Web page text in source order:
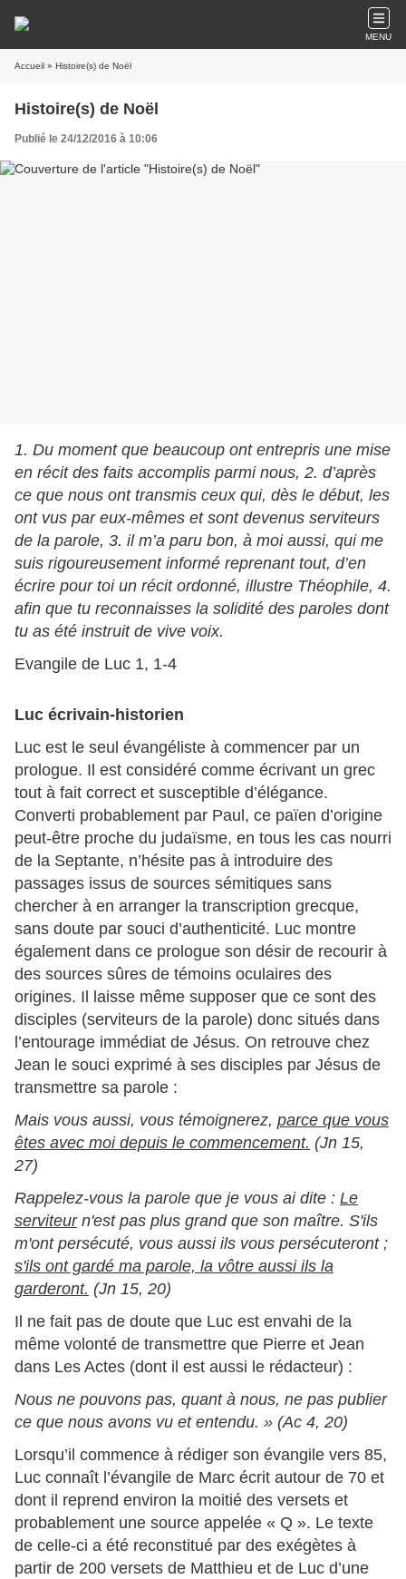
MENU
Accueil » Histoire(s) de Noël
Histoire(s) de Noël
Publié le 24/12/2016 à 10:06
1. Du moment que beaucoup ont entrepris une mise
en récit des faits accomplis parmi nous, 2. d’après
ce que nous ont transmis ceux qui, dès le début, les
ont vus par eux-mêmes et sont devenus serviteurs
de la parole, 3. il m’a paru bon, à moi aussi, qui me
suis rigoureusement informé reprenant tout, d’en
écrire pour toi un récit ordonné, illustre Théophile, 4.
afin que tu reconnaisses la solidité des paroles dont
tu as été instruit de vive voix.
Evangile de Luc 1, 1-4
Luc écrivain-historien
Luc est le seul évangéliste à commencer par un
prologue. Il est considéré comme écrivant un grec
tout à fait correct et susceptible d’élégance.
Converti probablement par Paul, ce païen d’origine
peut-être proche du judaïsme, en tous les cas nourri
de la Septante, n’hésite pas à introduire des
passages issus de sources sémitiques sans
chercher à en arranger la transcription grecque,
sans doute par souci d’authenticité. Luc montre
également dans ce prologue son désir de recourir à
des sources sûres de témoins oculaires des
origines. Il laisse même supposer que ce sont des
disciples (serviteurs de la parole) donc situés dans
l’entourage immédiat de Jésus. On retrouve chez
Jean le souci exprimé à ses disciples par Jésus de
transmettre sa parole :
Mais vous aussi, vous témoignerez, parce que vous
êtes avec moi depuis le commencement. (Jn 15,
27)
Rappelez-vous la parole que je vous ai dite : Le
serviteurn'est pas plus grand que son maître. S'ils
m'ont persécuté, vous aussi ils vous persécuteront ;
s'ils ont gardé ma parole, la vôtre aussi ils la
garderont. (Jn 15, 20)
Il ne fait pas de doute que Luc est envahi de la
même volonté de transmettre que Pierre et Jean
dans Les Actes (dont il est aussi le rédacteur) :
Nous ne pouvons pas, quant à nous, ne pas publier
ce que nous avons vu et entendu. » (Ac 4, 20)
Lorsqu’il commence à rédiger son évangile vers 85,
Luc connaît l’évangile de Marc écrit autour de 70 et
dont il reprend environ la moitié des versets et
probablement une source appelée « Q ». Le texte
de celle-ci a été reconstitué par des exégètes à
partir de 200 versets de Matthieu et de Luc d’une